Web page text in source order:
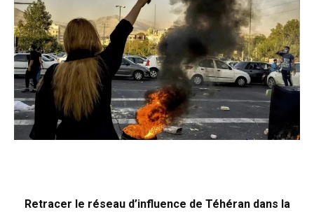
Retracer le réseau d’influence de Téhéran dans la